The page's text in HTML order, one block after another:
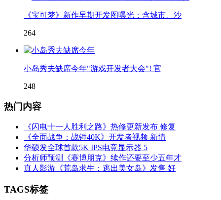
《宝可梦》新作早期开发图曝光：含城市、沙
264
小岛秀夫缺席今年"游戏开发者大会"! 官
248
热门内容
《闪电十一人胜利之路》热修更新发布 修复
《全面战争：战锤40K》开发者视频 新情
华硕发全球首款5K IPS电竞显示器 5
分析师预测《赛博朋克》续作还要至少五年才
真人影游《荒岛求生：逃出美女岛》发售 好
TAGS标签